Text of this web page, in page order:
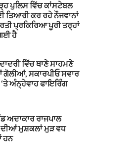
ਪੁਲਿਸ ਵਿੱਚ ਕਾਂਸਟੇਬਲ
ਤਿਆਰੀ ਕਰ ਰਹੇ ਨੌਜਵਾਨਾਂ
ਪ੍ਰਕਿਰਿਆ ਪੂਰੀ ਤਰ੍ਹਾਂ
ਹੈ
ਵਿੱਚ ਥਾਣੇ ਸਾਹਮਣੇ
ਸਕਾਰਪੀਓ ਸਵਾਰ
‘ਤੇ ਅੰਨ੍ਹੇਵਾਹ ਫਾਇਰਿੰਗ
ਅਦਾਕਾਰ ਰਾਜਪਾਲ
ਮੁਸ਼ਕਲਾਂ ਮੁੜ ਵਧ